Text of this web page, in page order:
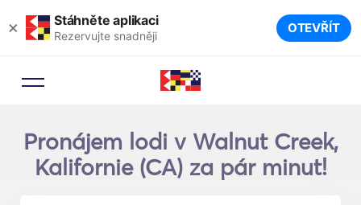
× Stáhněte aplikaci
Rezervujte snadněji OTEVŘÍT
Pronájem lodi v Walnut Creek,
Kalifornie (CA) za pár minut!